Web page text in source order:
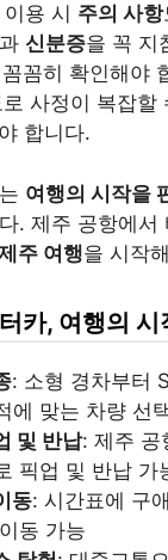
용 시 주의 사항
과 신분증을 꼭 지
꼼히 확인해야
사정이 복잡할
합니다.
여행의 시작을
. 제주 공항에서
주 여행을 시작
카, 여행의 시
: 소형 경차부터
에 맞는 차량 선
및 반납: 제주 공
픽업 및 반납 가
동: 시간표에 구
동 가능